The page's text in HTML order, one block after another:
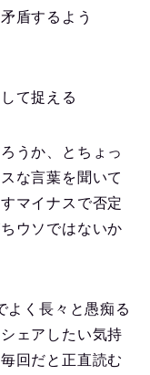
盾するよう
て捉える
うか、とちょっ
な言葉を聞いて
マイナスで否定
ウソではないか
よく長々と愚痴る
ェアしたい気持
回だと正直読む